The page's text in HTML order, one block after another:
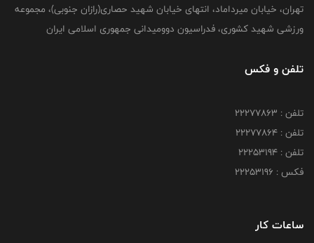
تهران، خیابان میرداماد، انتهای خیابان شهید حصاری(رازان جنوبی)، مجموعه
ورزشی شهید کشوری، فدراسیون دوومیدانی جمهوری اسلامی ایران
تلفن و فکس
تلفن : 22277863
تلفن : 22277864
تلفن : 22253194
فکس : 22253196
ساعات کار